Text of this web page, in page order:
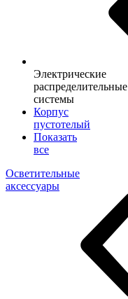
Электрические
распределительные
системы
Корпус
пустотелый
Показать
все
Осветительные
аксессуары